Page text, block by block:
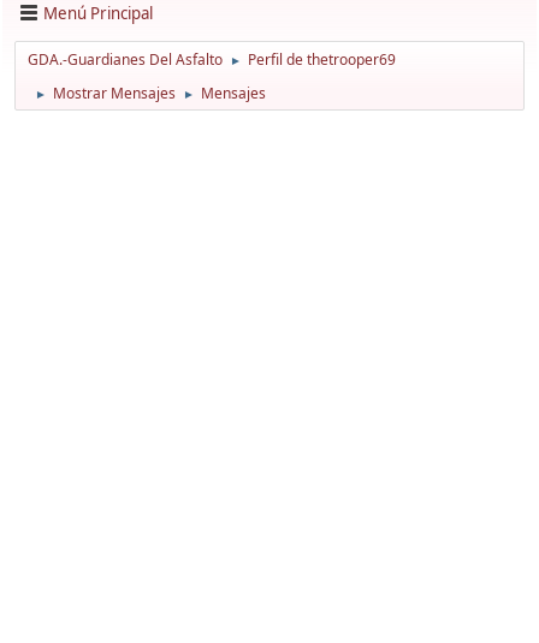
Menú Principal
GDA.-Guardianes Del Asfalto ► Perfil de thetrooper69
► Mostrar Mensajes ► Mensajes